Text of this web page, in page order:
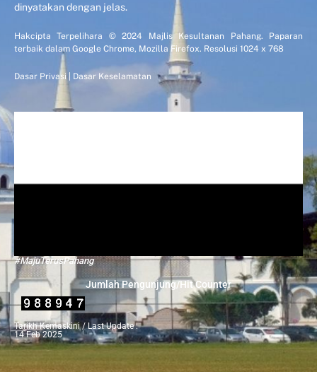
dinyatakan dengan jelas.
Hakcipta Terpelihara © 2024 Majlis Kesultanan Pahang. Paparan
terbaik dalam Google Chrome, Mozilla Firefox. Resolusi 1024 x 768
Dasar Privasi Dasar Keselamatan
#MajuTerusPahang
Jumlah Pengunjung/Hit Counter
Tarikh Kemaskini / Last Update :
14 Feb 2025